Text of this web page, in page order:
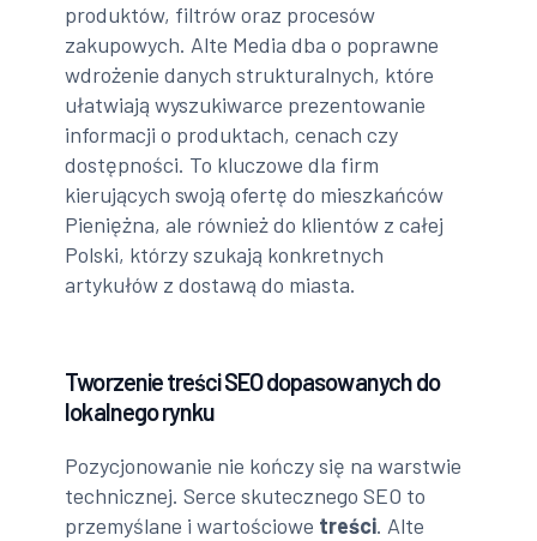
produktów, filtrów oraz procesów
zakupowych. Alte Media dba o poprawne
wdrożenie danych strukturalnych, które
ułatwiają wyszukiwarce prezentowanie
informacji o produktach, cenach czy
dostępności. To kluczowe dla firm
kierujących swoją ofertę do mieszkańców
Pieniężna, ale również do klientów z całej
Polski, którzy szukają konkretnych
artykułów z dostawą do miasta.
Tworzenie treści SEO dopasowanych do
lokalnego rynku
Pozycjonowanie nie kończy się na warstwie
technicznej. Serce skutecznego SEO to
przemyślane i wartościowe treści. Alte